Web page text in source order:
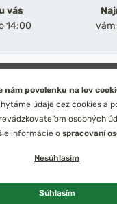
vás
14:00
vám
Obchodné podmienky
Ochrana osobných údajov
riešenie: Simplia
dizajn: Petr
nám povolenku na lov
údaje cez cookies a
osobných
informácie o spracovaní
Nesúhlasím
Súhlasím